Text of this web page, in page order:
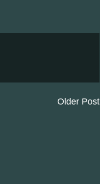
Older Post